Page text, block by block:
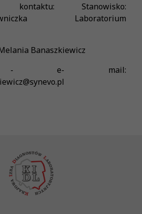
Stanowisko:
Laboratorium
Banaszkiewicz
- e- mail: